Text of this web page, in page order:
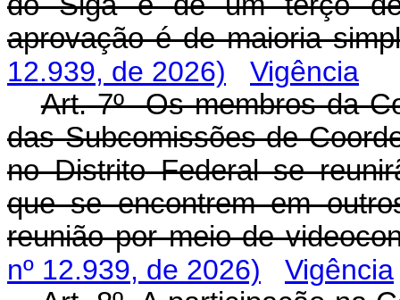
aprovação é de maioria
12.939, de 2026)
Vigência
Art. 7º Os membros da
das Subcomissões de
no Distrito Federal se
que se encontrem em
reunião por meio de
nº 12.939, de 2026)
Vigência